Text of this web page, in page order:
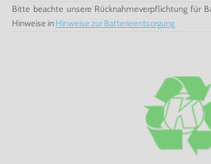
Bitte beachte unsere Rücknahmeverpflichtung für
Hinweise in Hinweise zur Batterieentsorgung